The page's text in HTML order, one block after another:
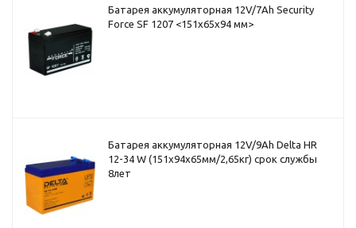
Батарея аккумуляторная 12V/7Ah Security
Force SF 1207 <151x65x94 мм>
Батарея аккумуляторная 12V/9Ah Delta HR
12-34 W (151x94x65мм/2,65кг) срок службы
8лет